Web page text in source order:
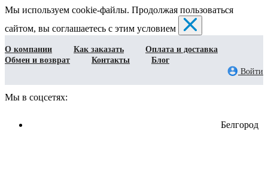
Мы используем cookie-файлы. Продолжая пользоваться
сайтом, вы соглашаетесь с этим условием
О компании Как заказать
Оплата и доставка
Обмен и возврат
Контакты
Блог
Войти
Мы в соцсетях:
Белгород